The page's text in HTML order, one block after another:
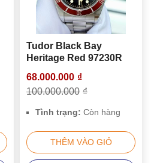
Tudor Black Bay
Heritage Red 97230R
68.000.000 ₫
100.000.000 ₫
Tình trạng: Còn hàng
THÊM VÀO GIỎ